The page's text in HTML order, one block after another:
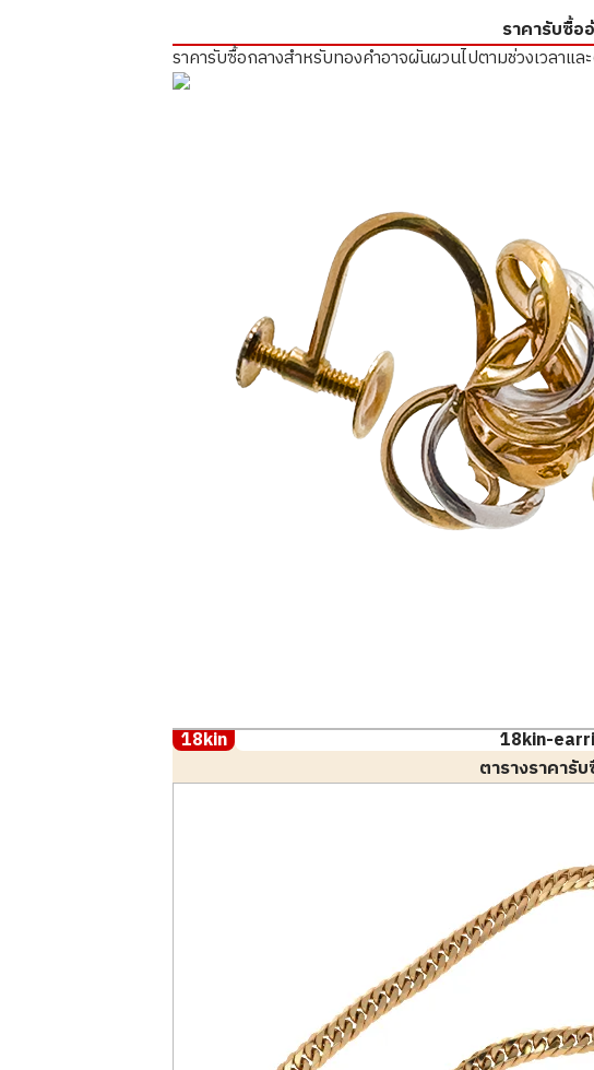
ราคารับซื้อ
ราคารับซื้อกลางสำหรับทองคำอาจผันผวนไปตามช่วงเวลาแ
18kin 18kin-
ตารางราคารั